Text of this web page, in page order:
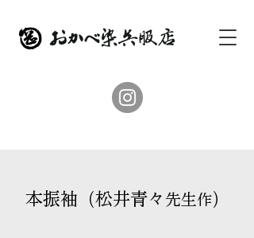
本振袖（松井青々 先生作）